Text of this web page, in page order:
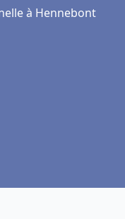
à Hennebont